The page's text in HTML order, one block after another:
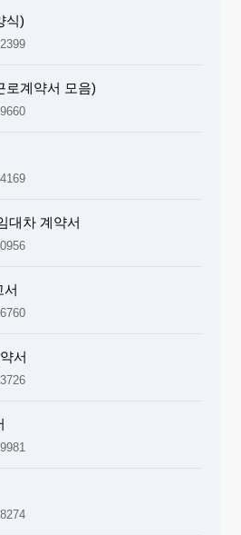
식)
로계약서 모음)
대차 계약서
서
서